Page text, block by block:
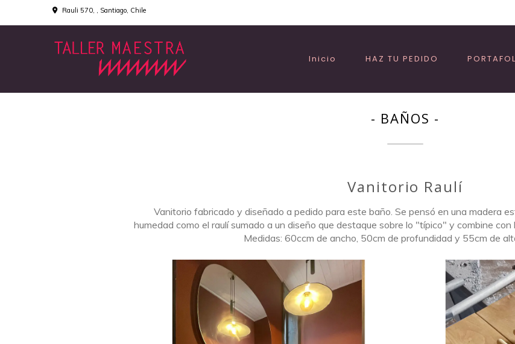
Rauli 570, , Santiago, Chile
Inicio HAZ TU PEDIDO
- BAÑOS -
Vanitorio Raulí
Vanitorio fabricado y diseñado a pedido para este baño. Se pensó en una madera
humedad como el raulí sumado a un diseño que destaque sobre lo "típico" y combine
Medidas: 60ccm de ancho, 50cm de profundidad y 55cm de